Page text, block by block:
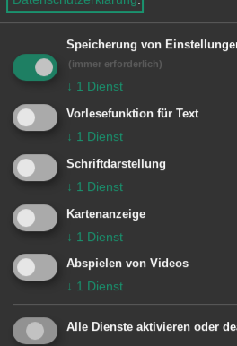
Unsere Anschrift
Weilerstraße 100
73434 Aalen
Telefon: 07361 42516
E-Mail:
Speicherung von
(immer erforderlich)
↓ 1 Dienst
Vorlesefunktion für Text
↓ 1 Dienst
Schriftdarstellung
↓ 1 Dienst
Kartenanzeige
↓ 1 Dienst
Abspielen von Videos
↓ 1 Dienst
Alle Dienste aktivieren oder